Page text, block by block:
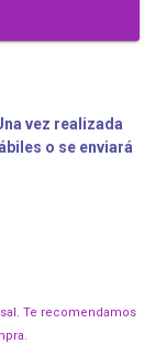
vez realizada
o se enviará
Te recomendamos